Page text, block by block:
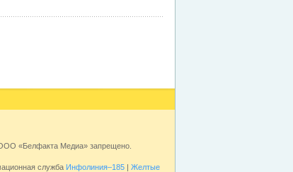
«Белфакта Медиа» запрещено.
служба Инфолиния–185| Желтые